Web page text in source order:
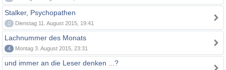
Stalker, Psychopathen
0 Dienstag 11. August 2015, 19:41
Lachnummer des Monats
4 Montag 3. August 2015, 23:31
und immer an die Leser denken ...?